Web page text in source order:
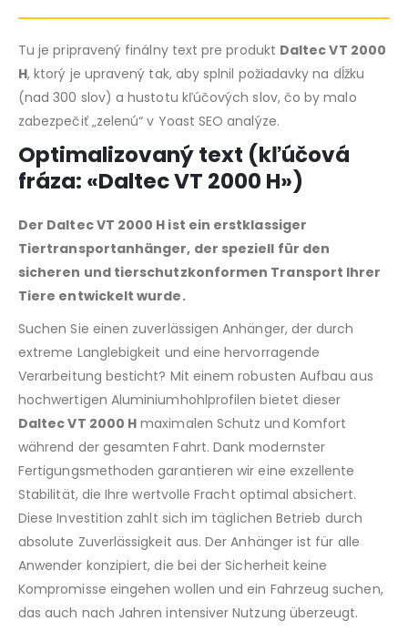
Tu je pripravený finálny text pre produkt Daltec VT 2000
H, ktorý je upravený tak, aby splnil požiadavky na dĺžku
(nad 300 slov) a hustotu kľúčových slov, čo by malo
zabezpečiť „zelenú“ v Yoast SEO analýze.
Optimalizovaný text (kľúčová
fráza: «Daltec VT 2000 H»)
Der Daltec VT 2000 H ist ein erstklassiger
Tiertransportanhänger, der speziell für den
sicheren und tierschutzkonformen Transport Ihrer
Tiere entwickelt wurde.
Suchen Sie einen zuverlässigen Anhänger, der durch
extreme Langlebigkeit und eine hervorragende
Verarbeitung besticht? Mit einem robusten Aufbau aus
hochwertigen Aluminiumhohlprofilen bietet dieser
Daltec VT 2000 H maximalen Schutz und Komfort
während der gesamten Fahrt. Dank modernster
Fertigungsmethoden garantieren wir eine exzellente
Stabilität, die Ihre wertvolle Fracht optimal absichert.
Diese Investition zahlt sich im täglichen Betrieb durch
absolute Zuverlässigkeit aus. Der Anhänger ist für alle
Anwender konzipiert, die bei der Sicherheit keine
Kompromisse eingehen wollen und ein Fahrzeug suchen,
das auch nach Jahren intensiver Nutzung überzeugt.